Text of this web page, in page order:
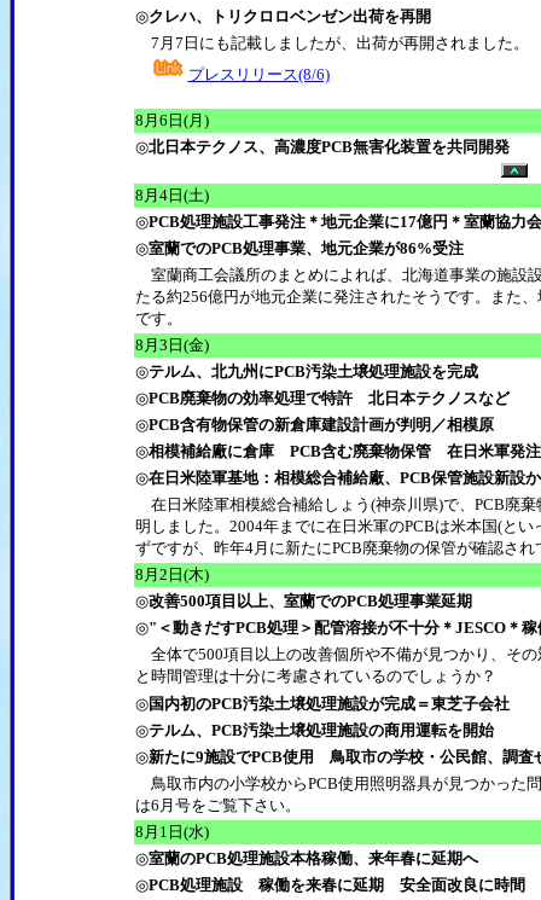
◎クレハ、トリクロロベンゼン出荷を再開
7月7日にも記載しましたが、出荷が再開されました。
プレスリリース(8/6)
8 月6日(月)
◎北日本テクノス、高濃度PCB無害化装置を共同開発
8 月4日(土)
◎PCB処理施設工事発注＊地元企業に17億円＊室蘭協力
◎室蘭でのPCB処理事業、地元企業が86%受注
室蘭商工会議所のまとめによれば、北海道事業の施設
たる約256億円が地元企業に発注されたそうです。また
です。
8 月3日(金)
◎テルム、北九州にPCB汚染土壌処理施設を完成
◎PCB廃棄物の効率処理で特許 北日本テクノスなど
◎PCB含有物保管の新倉庫建設計画が判明／相模原
◎相模補給廠に倉庫 PCB含む廃棄物保管 在日米軍発
◎在日米陸軍基地：相模総合補給廠、PCB保管施設新設
在日米陸軍相模総合補給しょう(神奈川県)で、PCB廃
明しました。2004年までに在日米軍のPCBは米本国(と
ずですが、昨年4月に新たにPCB廃棄物の保管が確認され
8 月2日(木)
◎改善500項目以上、室蘭でのPCB処理事業延期
◎"＜動きだすPCB処理＞配管溶接が不十分＊JESCO＊
全体で500項目以上の改善個所や不備が見つかり、そ
と時間管理は十分に考慮されているのでしょうか？
◎国内初のPCB汚染土壌処理施設が完成＝東芝子会社
◎テルム、PCB汚染土壌処理施設の商用運転を開始
◎新たに9施設でPCB使用 鳥取市の学校・公民館、調査
鳥取市内の小学校からPCB使用照明器具が見つかった
は6月号をご覧下さい。
8 月1日(水)
◎室蘭のPCB処理施設本格稼働、来年春に延期へ
◎PCB処理施設 稼働を来春に延期 安全面改良に時間